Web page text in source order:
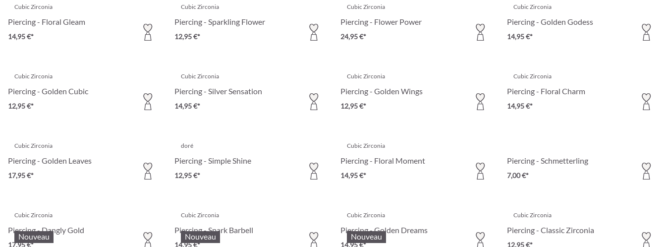
Cubic Zirconia
Piercing - Floral Gleam
14,95 €*
Cubic Zirconia
Piercing - Sparkling Flower
12,95 €*
Cubic Zirconia
Piercing - Flower Power
24,95 €*
Cubic Zirconia
Piercing - Golden Godess
14,95 €*
Cubic Zirconia
Piercing - Golden Cubic
12,95 €*
Cubic Zirconia
Piercing - Silver Sensation
14,95 €*
Cubic Zirconia
Piercing - Golden Wings
12,95 €*
Cubic Zirconia
Piercing - Floral Charm
14,95 €*
Cubic Zirconia
Piercing - Golden Leaves
17,95 €*
doré
Piercing - Simple Shine
12,95 €*
Cubic Zirconia
Piercing - Floral Moment
14,95 €*
Piercing - Schmetterling
7,00 €*
Nouveau
Cubic Zirconia
Piercing - Dangly Gold
17,95 €*
Nouveau
Cubic Zirconia
Piercing - Spark Barbell
14,95 €*
Nouveau
Cubic Zirconia
Piercing - Golden Dreams
14,95 €*
Cubic Zirconia
Piercing - Classic Zirconia
12,95 €*